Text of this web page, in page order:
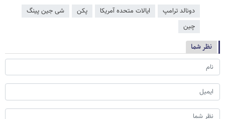
دونالد ترامپ ایالات متحده آمریکا پکن
شی جین‌ پینگ
چین
نظر شما